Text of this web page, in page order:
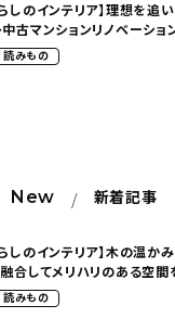
らしのインテリア】理想を追
古マンションリノベーショ
（cocoyuko___さん）
読みもの
New 新着記事
らしのインテリア】木の温か
合してメリハリのある空
ki_no_ieさん）
読みもの